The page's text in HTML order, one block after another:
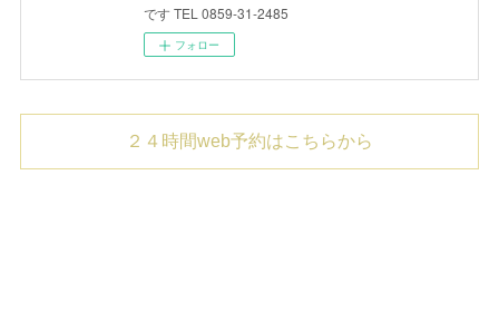
です TEL 0859-31-2485
フォロー
２４時間web予約はこちらから